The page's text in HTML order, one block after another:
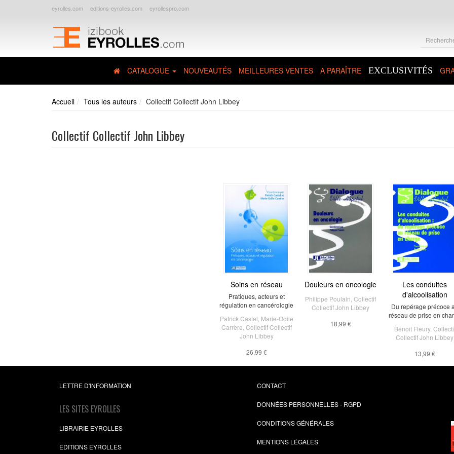
eyrolles.com editions-eyrolles.com eyrollespro.com
CATALOGUE NOUVEAUTÉS MEILLEURES VENTES A PARAÎTRE EXCLUSIVITÉS
Accueil Tous les auteurs Collectif Collectif John Libbey
Collectif Collectif John Libbey
Soins en réseau
Pratiques, acteurs et
régulation en cancérologie
Patrick Castel Marie-Odile
Carrère Collectif Collectif
John Libbey
26,99 €
Douleurs en oncologie
Philippe Poulain Collectif
Collectif John Libbey
18,99 €
Les conduites
d'alcoolisation
Du repérage précoce
réseau de prise en
Benoît Fleury,
Collectif John Libbey
13,99 €
LETTRE D'INFORMATION
LES SITES EYROLLES
LIBRAIRIE EYROLLES
EDITIONS EYROLLES
CONTACT
DONNÉES PERSONNELLES - RGPD
CONDITIONS GÉNÉRALES
MENTIONS LÉGALES